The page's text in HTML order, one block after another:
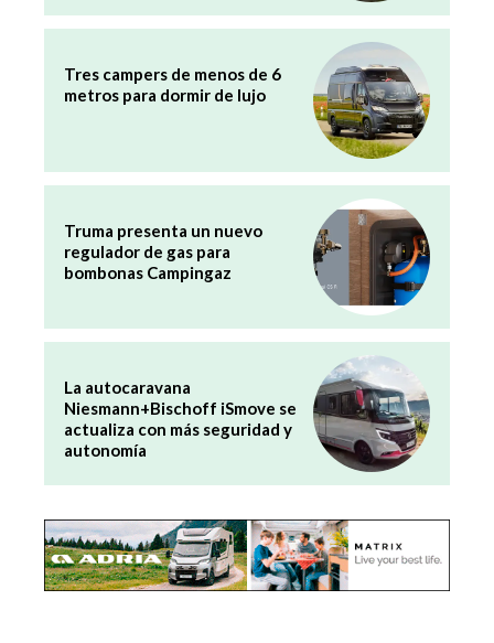
Tres campers de menos de 6
metros para dormir de lujo
Truma presenta un nuevo
regulador de gas para
bombonas Campingaz
La autocaravana
Niesmann+Bischoff iSmove se
actualiza con más seguridad y
autonomía